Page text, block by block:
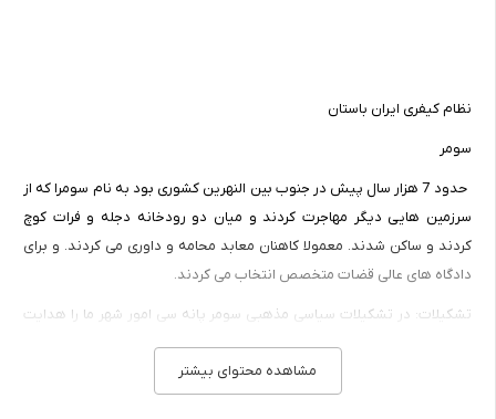
نظام کیفری ایران باستان
سومر
حدود 7 هزار سال پیش در جنوب بین النهرین کشوری بود به نام سومرا که از
سرزمین هایی دیگر مهاجرت کردند و میان دو رودخانه دجله و فرات کوچ
کردند و ساکن شدند. معمولا کاهنان معابد محامه و داوری می کردند. و برای
دادگاه های عالی قضات متخصص انتخاب می کردند.
تشکیلات: در تشکیلات سیاسی مذهبی سومر پانه سی امور شهر ما را هدایت
می کردند و پاناسی بزرگ پادشاه شهر بود و قانون برای مردم وضع می کرد و
رسیدگی به امور مردم در سایه قوانین را پادشاه انجام می داد.
مشاهده محتوای بیشتر